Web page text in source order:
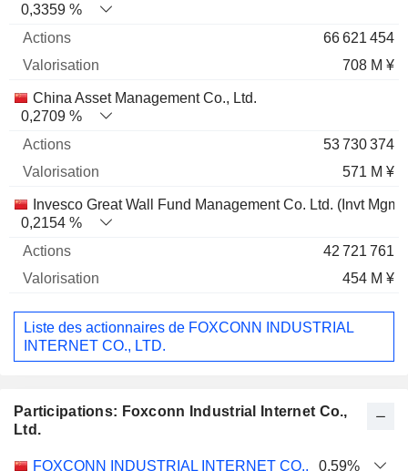
0,3359 %
66 621 454
708 M ¥
China Asset Management Co., Ltd.
0,2709 %
53 730 374
571 M ¥
Invesco Great Wall Fund Management Co. Ltd. (Invt Mgmt)
0,2154 %
42 721 761
454 M ¥
Liste des actionnaires de FOXCONN INDUSTRIAL
INTERNET CO., LTD.
Participations: Foxconn Industrial Internet Co.,
Ltd.
Nom Actions % Valorisation
FOXCONN INDUSTRIAL INTERNET CO., LTD.
0,59%